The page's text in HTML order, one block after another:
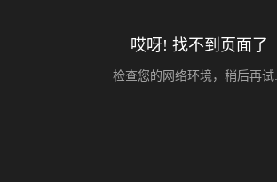
哎呀! 找不到页面了
检查您的网络环境，稍后再试...